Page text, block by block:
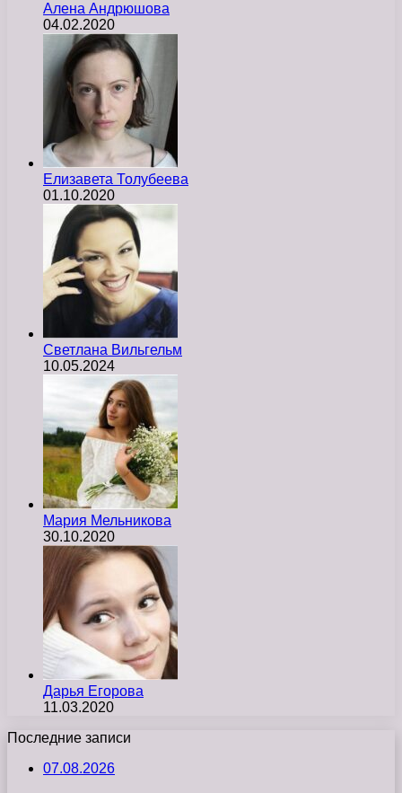
Алена Андрюшова
04.02.2020
Елизавета Толубеева
01.10.2020
Светлана Вильгельм
10.05.2024
Мария Мельникова
30.10.2020
Дарья Егорова
11.03.2020
Последние записи
07.08.2026